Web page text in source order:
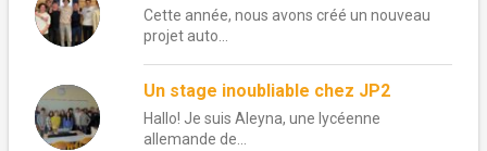
Cette année, nous avons créé un nouveau
projet auto...
Un stage inoubliable chez JP2
Hallo! Je suis Aleyna, une lycéenne
allemande de...